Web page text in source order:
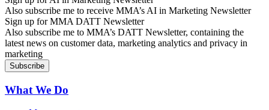
Also subscribe me to receive MMA’s AI in Marketing Newsletter
Sign up for MMA DATT Newsletter
Also subscribe me to MMA’s DATT Newsletter, containing the
latest news on customer data, marketing analytics and privacy in
marketing
What We Do